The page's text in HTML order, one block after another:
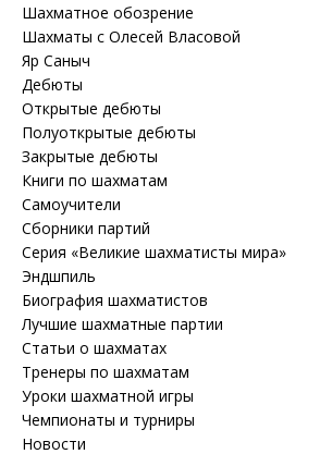
Шахматное обозрение
Шахматы с Олесей Власовой
Яр Саныч
Дебюты
Открытые дебюты
Полуоткрытые дебюты
Закрытые дебюты
Книги по шахматам
Самоучители
Сборники партий
Серия «Великие шахматисты мира»
Эндшпиль
Биография шахматистов
Лучшие шахматные партии
Статьи о шахматах
Тренеры по шахматам
Уроки шахматной игры
Чемпионаты и турниры
Новости